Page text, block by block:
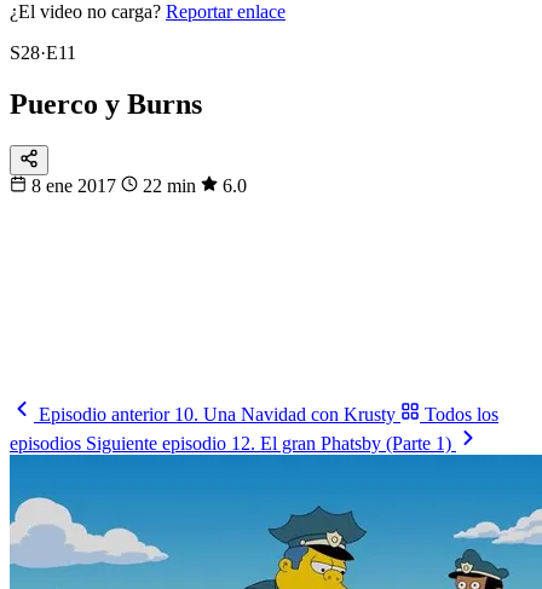
¿El video no carga? Reportar enlace
S28·E11
Puerco y Burns
8 ene 2017 22 min
6.0
Episodio anterior 10. Una Navidad con Krusty
Todos los
episodios Siguiente episodio 12. El gran Phatsby (Parte 1)